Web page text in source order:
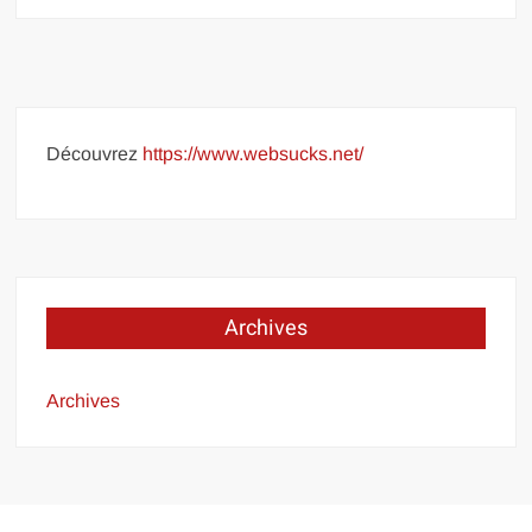
Découvrez https://www.websucks.net/
Archives
Archives